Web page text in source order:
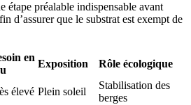
étape préalable indispensable avant
d’assurer que le substrat est exempt de
en
Exposition
Rôle écologique
élevé Plein soleil
Stabilisation des
berges